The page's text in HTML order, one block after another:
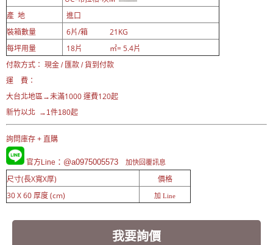
產 地
進口
裝箱數量
6片/箱 21KG
每坪用量
18片 ㎡= 5.4片
付款方式： 現金 / 匯款 / 貨到付款
運 費：
大台北地區→未滿1000 運費120起
新竹以北 →1件180起
詢問庫存 + 直購
官方Line ：@a0975005573 加快回覆訊息
尺寸(長X寬X厚)
價格
30 X 60 厚度 (cm)
加 Line
我要詢價